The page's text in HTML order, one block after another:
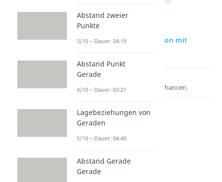
zur Videoseite: Permutation mit
Entdecke hier deine Chancen.
Abstand zweier
Punkte
3/10 – Dauer: 04:19
Abstand Punkt
Gerade
4/10 – Dauer: 03:21
Lagebeziehungen von
Geraden
5/10 – Dauer: 04:40
Abstand Gerade
Gerade